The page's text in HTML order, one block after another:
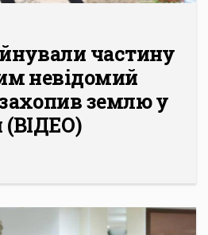
частину
невідомий
землю у
(ВІДЕО)